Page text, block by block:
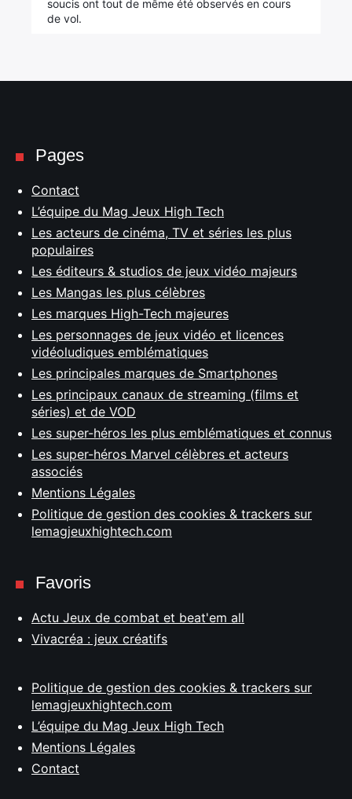
soucis ont tout de même été observés en cours
de vol.
Pages
Contact
L’équipe du Mag Jeux High Tech
Les acteurs de cinéma, TV et séries les plus
populaires
Les éditeurs & studios de jeux vidéo majeurs
Les Mangas les plus célèbres
Les marques High-Tech majeures
Les personnages de jeux vidéo et licences
vidéoludiques emblématiques
Les principales marques de Smartphones
Les principaux canaux de streaming (films et
séries) et de VOD
Les super-héros les plus emblématiques et connus
Les super-héros Marvel célèbres et acteurs
associés
Mentions Légales
Politique de gestion des cookies & trackers sur
lemagjeuxhightech.com
Favoris
Actu Jeux de combat et beat'em all
Vivacréa : jeux créatifs
Politique de gestion des cookies & trackers sur
lemagjeuxhightech.com
L’équipe du Mag Jeux High Tech
Mentions Légales
Contact